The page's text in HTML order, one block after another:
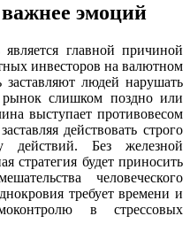
эмоций
главной причиной
инвесторов на валютном
людей нарушать
рынок слишком поздно или
выступает противовесом
действовать строго
действий. Без железной
стратегия будет приносить
человеческого
требует времени и
в стрессовых